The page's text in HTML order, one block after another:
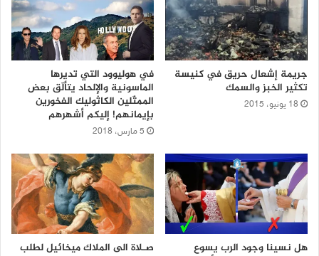
جريمة إشعال حريق في كنيسة
تكثير الخبز والسمك
18 يونيو، 2015
في هوليوود التي تديرها
الماسونية والإلحاد يتألّق بعض
الممثّلين الكاثوليك الفخورين
بإيمانهم! إليكم أشهرهم
5 مارس، 2018
هل نسينا وجود الرب يسوع
صـلاة الى الملاك ميخائيل لطلب